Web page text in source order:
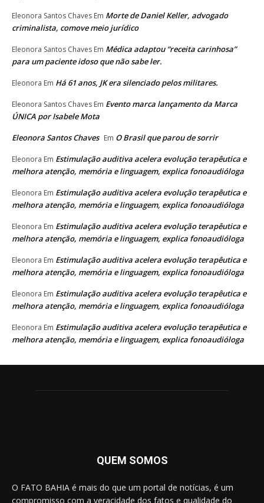
Eleonora Santos Chaves Em Morte de Daniel Keller, advogado
criminalista, comove meio jurídico
Eleonora Santos Chaves Em Médica adaptou “receita carinhosa”
para um paciente idoso que não sabe ler.
Eleonora Em Há 61 anos, JK era silenciado pelos militares.
Eleonora Santos Chaves Em Evento marca lançamento da Marca
ÚNICA por Isabele Mota
Eleonora Santos Chaves Em O Brasil que parou de sorrir
Eleonora Em Estimulação auditiva acelera evolução terapêutica e
melhora atenção, memória e linguagem, explica fonoaudióloga
Eleonora Em Estimulação auditiva acelera evolução terapêutica e
melhora atenção, memória e linguagem, explica fonoaudióloga
Eleonora Em Estimulação auditiva acelera evolução terapêutica e
melhora atenção, memória e linguagem, explica fonoaudióloga
Eleonora Em Estimulação auditiva acelera evolução terapêutica e
melhora atenção, memória e linguagem, explica fonoaudióloga
Eleonora Em Estimulação auditiva acelera evolução terapêutica e
melhora atenção, memória e linguagem, explica fonoaudióloga
Eleonora Em Estimulação auditiva acelera evolução terapêutica e
melhora atenção, memória e linguagem, explica fonoaudióloga
QUEM SOMOS
O FATO BAHIA é mais do que um portal de notícias, é um
compromisso com a veracidade dos fatos e qualidade do